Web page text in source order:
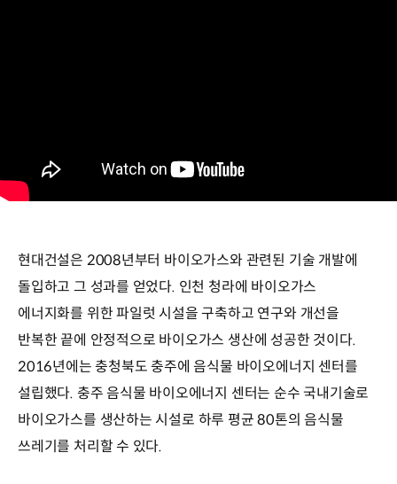
현대건설은 2008년부터 바이오가스와 관련된 기술 개발에
돌입하고 그 성과를 얻었다. 인천 청라에 바이오가스
에너지화를 위한 파일럿 시설을 구축하고 연구와 개선을
반복한 끝에 안정적으로 바이오가스 생산에 성공한 것이다.
2016년에는 충청북도 충주에 음식물 바이오에너지 센터를
설립했다. 충주 음식물 바이오에너지 센터는 순수 국내기술로
바이오가스를 생산하는 시설로 하루 평균 80톤의 음식물
쓰레기를 처리할 수 있다.